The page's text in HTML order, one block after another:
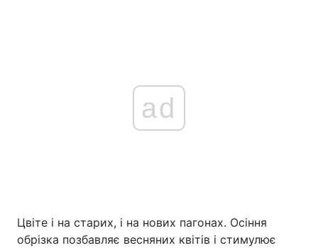
ad
Цвіте і на старих, і на нових пагонах. Осіння
обрізка позбавляє весняних квітів і стимулює